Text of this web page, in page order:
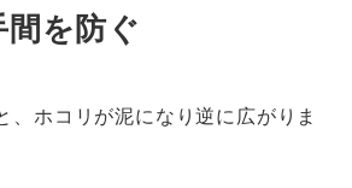
間を防ぐ
、ホコリが泥になり逆に広がりま